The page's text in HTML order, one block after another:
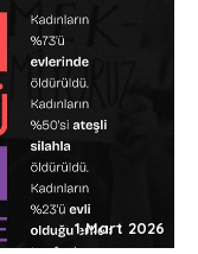
1 Mart 2026